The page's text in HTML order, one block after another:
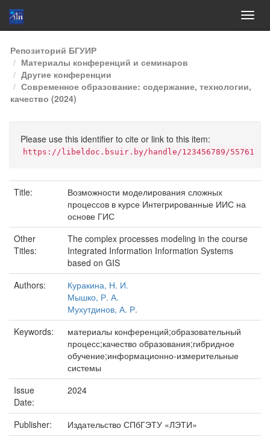
Skip
navigation
Репозиторий БГУИР
Материалы конференций и семинаров
Другие конференции
Современное образование: содержание, технологии,
качество (2024)
Please use this identifier to cite or link to this item:
https://libeldoc.bsuir.by/handle/123456789/55761
Title:
Возможности моделирования сложных
процессов в курсе Интегрированные ИИС на
основе ГИС
Other
Titles:
The complex processes modeling in the course
Integrated Information Information Systems
based on GIS
Authors:
Куракина, Н. И.
Мышко, Р. А.
Мухутдинов, А. Р.
Keywords:
материалы конференций;образовательный
процесс;качество образования;гибридное
обучение;информационно-измерительные
системы
Issue
Date:
2024
Publisher:
Издательство СПбГЭТУ «ЛЭТИ»